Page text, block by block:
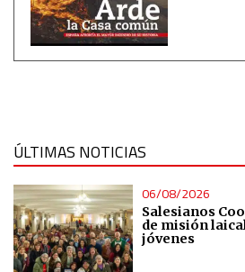
ÚLTIMAS NOTICIAS
06/08/2026
Salesianos
de misión
jóvenes
IAB Special Features:
Use precise geolocation data
Non-IAB processing purposes:
Essential
Analytical